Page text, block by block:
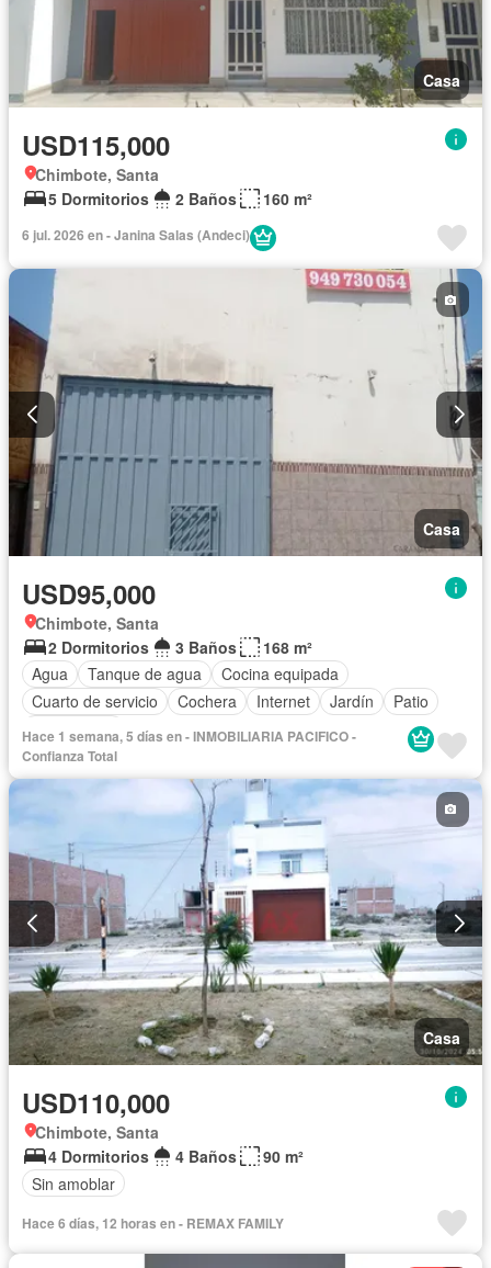
Casa
USD115,000
Chimbote, Santa
5 Dormitorios
2 Baños 160 m²
6 jul. 2026 en - Janina Salas (Andeci)
Casa
USD95,000
Chimbote, Santa
2 Dormitorios
3 Baños
168 m²
Agua
Tanque de agua
Cocina equipada
Cuarto de servicio
Cochera Internet Jardín
Patio
Sin amoblar
Hace 1 semana, 5 días en - INMOBILIARIA PACIFICO -
Confianza Total
Casa
USD110,000
Chimbote, Santa
4 Dormitorios
4 Baños
90 m²
Sin amoblar
Hace 6 días, 12 horas en - REMAX FAMILY